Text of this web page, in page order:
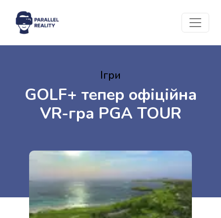
Ігри
GOLF+ тепер офіційна
VR-гра PGA TOUR